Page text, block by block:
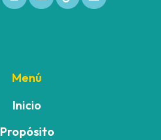
Menú
Inicio
Propósito